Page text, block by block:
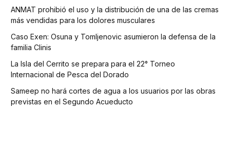
ANMAT prohibió el uso y la distribución de una de las cremas
más vendidas para los dolores musculares
Caso Exen: Osuna y Tomljenovic asumieron la defensa de la
familia Clinis
La Isla del Cerrito se prepara para el 22° Torneo
Internacional de Pesca del Dorado
Sameep no hará cortes de agua a los usuarios por las obras
previstas en el Segundo Acueducto